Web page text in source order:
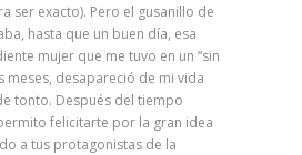
ser exacto). Pero el gusanillo de
hasta que un buen día, esa
mujer que me tuvo en un “sin
meses, desapareció de mi vida
tonto. Después del tiempo
felicitarte por la gran idea
a tus protagonistas de la